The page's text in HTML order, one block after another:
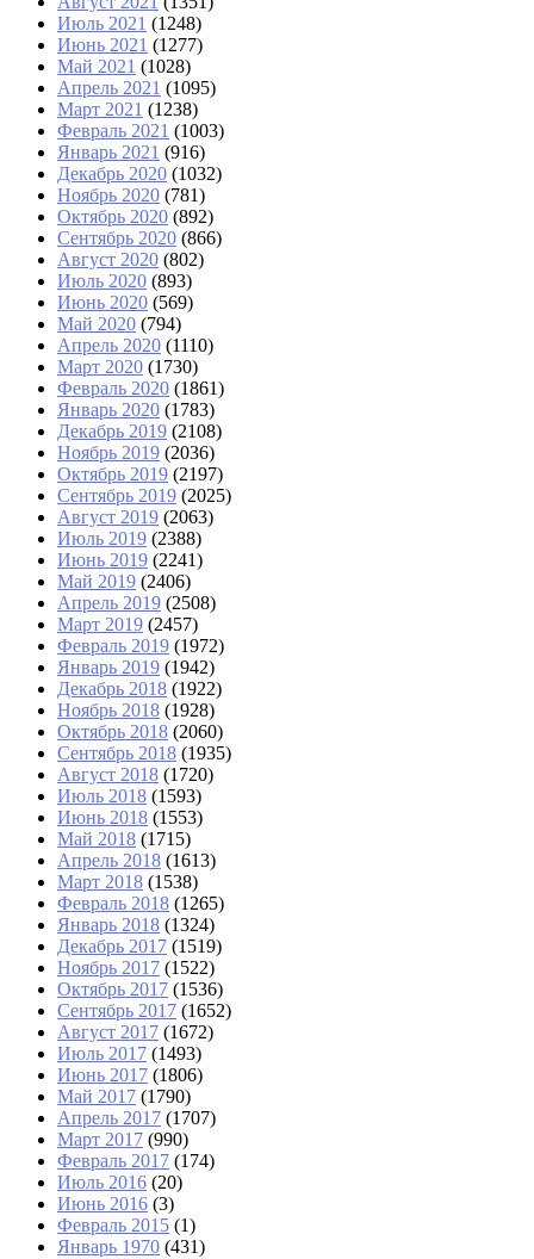
Июль 2021 (1248)
Июнь 2021 (1277)
Май 2021 (1028)
Апрель 2021 (1095)
Март 2021 (1238)
Февраль 2021 (1003)
Январь 2021 (916)
Декабрь 2020 (1032)
Ноябрь 2020 (781)
Октябрь 2020 (892)
Сентябрь 2020 (866)
Август 2020 (802)
Июль 2020 (893)
Июнь 2020 (569)
Май 2020 (794)
Апрель 2020 (1110)
Март 2020 (1730)
Февраль 2020 (1861)
Январь 2020 (1783)
Декабрь 2019 (2108)
Ноябрь 2019 (2036)
Октябрь 2019 (2197)
Сентябрь 2019 (2025)
Август 2019 (2063)
Июль 2019 (2388)
Июнь 2019 (2241)
Май 2019 (2406)
Апрель 2019 (2508)
Март 2019 (2457)
Февраль 2019 (1972)
Январь 2019 (1942)
Декабрь 2018 (1922)
Ноябрь 2018 (1928)
Октябрь 2018 (2060)
Сентябрь 2018 (1935)
Август 2018 (1720)
Июль 2018 (1593)
Июнь 2018 (1553)
Май 2018 (1715)
Апрель 2018 (1613)
Март 2018 (1538)
Февраль 2018 (1265)
Январь 2018 (1324)
Декабрь 2017 (1519)
Ноябрь 2017 (1522)
Октябрь 2017 (1536)
Сентябрь 2017 (1652)
Август 2017 (1672)
Июль 2017 (1493)
Июнь 2017 (1806)
Май 2017 (1790)
Апрель 2017 (1707)
Март 2017 (990)
Февраль 2017 (174)
Июль 2016 (20)
Июнь 2016 (3)
Февраль 2015 (1)
Январь 1970 (431)